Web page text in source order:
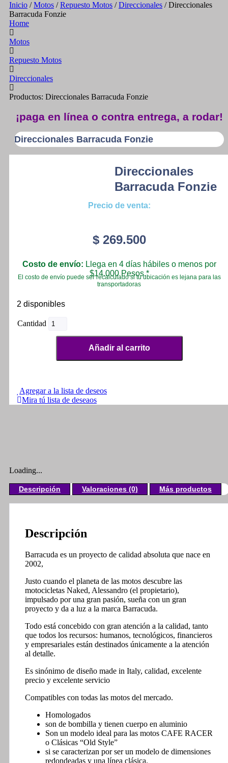
Inicio /Motos /Repuesto Motos /Direccionales / Direccionales
Barracuda Fonzie
Home
Motos
Repuesto Motos
Direccionales
Productos: Direccionales Barracuda Fonzie
¡paga en línea o contra entrega, a rodar!
Direccionales Barracuda Fonzie
Direccionales
Barracuda Fonzie
Precio de venta:
$269.500
Costo de envío: Llega en 4 días hábiles o menos por
$14.000 Pesos.*
El costo de envío puede ser recalculado si tu ubicación es lejana para las
transportadoras
2 disponibles
Direccionales
Fonzie
Añadir al carrito
Agregar a la lista de deseos
Mira tú lista de deseaos
Loading...
Descripción Valoraciones (0) Más productos
Descripción
Barracuda es un proyecto de calidad absoluta que nace en
2002,
Justo cuando el planeta de las motos descubre las
motocicletas Naked, Alessandro (el propietario),
impulsado por una gran pasión, sueña con un gran
proyecto y da a luz a la marca Barracuda.
Todo está concebido con gran atención a la calidad, tanto
que todos los recursos: humanos, tecnológicos, financieros
y empresariales están destinados únicamente a la atención
al detalle.
Es sinónimo de diseño made in Italy, calidad, excelente
precio y excelente servicio
Compatibles con todas las motos del mercado.
Homologados
son de bombilla y tienen cuerpo en aluminio
Son un modelo ideal para las motos CAFE RACER
o Clásicas “Old Style”
si se caracterizan por ser un modelo de dimensiones
redondeadas y una línea clásica.